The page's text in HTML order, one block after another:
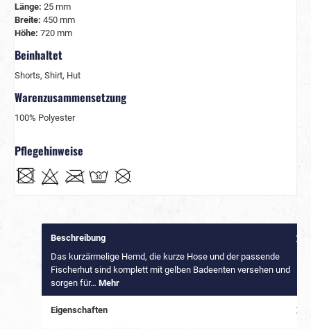
Länge: 25 mm
Breite: 450 mm
Höhe: 720 mm
Beinhaltet
Shorts, Shirt, Hut
Warenzusammensetzung
100% Polyester
Pflegehinweise
Beschreibung
Das kurzärmelige Hemd, die kurze Hose und der passende
Fischerhut sind komplett mit gelben Badeenten versehen und
sorgen für… Mehr
Eigenschaften